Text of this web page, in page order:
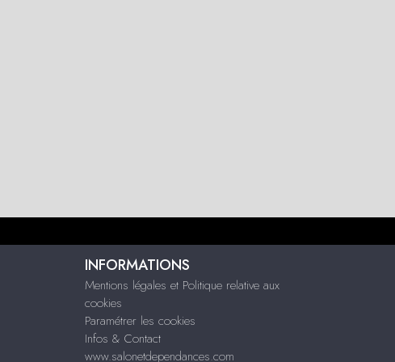
INFORMATIONS
Mentions légales et Politique relative aux
cookies
Paramétrer les cookies
Infos & Contact
www.salonetdependances.com